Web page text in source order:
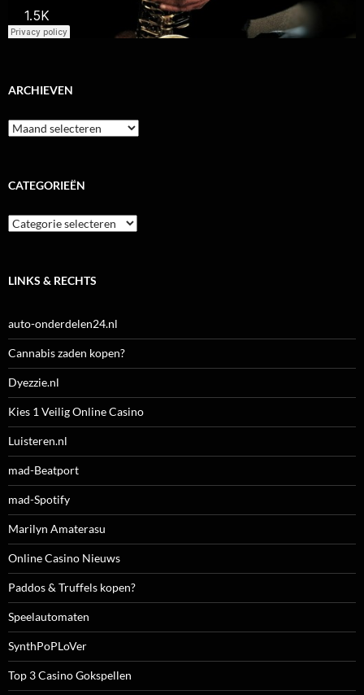
ARCHIEVEN
Archieven
CATEGORIEËN
Categorieën
LINKS & RECHTS
auto-onderdelen24.nl
Cannabis zaden kopen?
Dyezzie.nl
Kies 1 Veilig Online Casino
Luisteren.nl
mad-Beatport
mad-Spotify
Marilyn Amaterasu
Online Casino Nieuws
Paddos & Truffels kopen?
Speelautomaten
SynthPoPLoVer
Top 3 Casino Gokspellen